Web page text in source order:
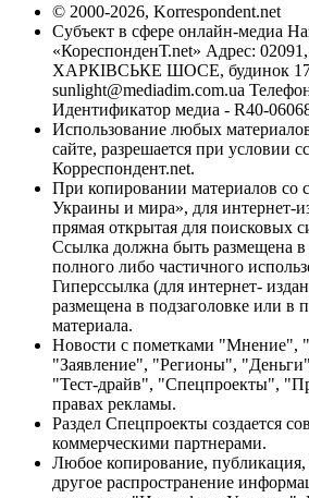
© 2000-2026, Korrespondent.net
Субъект в сфере онлайн-медиа
«КореспонденТ.net» Адрес: 02091,
ХАРКІВСЬКЕ ШОСЕ, будинок
sunlight@mediadim.com.ua
Идентификатор медиа - R40-
Использование любых
сайте, разрешается при условии
Корреспондент.net.
При копировании материалов со
Украины и мира», для интернет-
прямая открытая для поисковых
Ссылка должна быть размещена в
полного либо частичного
Гиперссылка (для интернет-
размещена в подзаголовке или в
материала.
Новости с пометками "Мнение",
"Заявление", "Регионы",
"Тест-драйв", "Спецпроекты",
правах рекламы.
Раздел Спецпроекты создается
коммерческими партнерами.
Любое копирование, публикация,
другое распространение